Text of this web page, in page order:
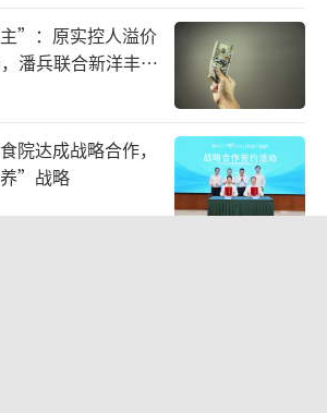
基金类型丰富，选择范围包括
品、货币等类型。除国内市
跨境相关ETF，间接投资美股、
且不怕踩个股雷，也没有主动
端。
”：原实控人溢价
潘兵联合新洋丰、
院达成战略合作，
”战略